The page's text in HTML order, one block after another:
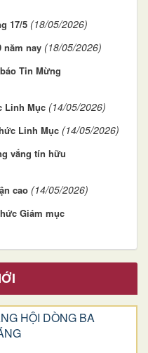
17/5 (18/05/2026)
năm nay (18/05/2026)
Tin Mừng
Linh Mục (14/05/2026)
Linh Mục (14/05/2026)
vắng tín hữu
cao (14/05/2026)
Giám mục
HỘI DÒNG BA